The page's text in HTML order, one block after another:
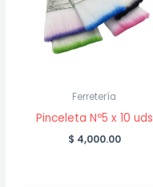
Ferretería
Pinceleta Nº5 x 10 uds
$ 4,000.00